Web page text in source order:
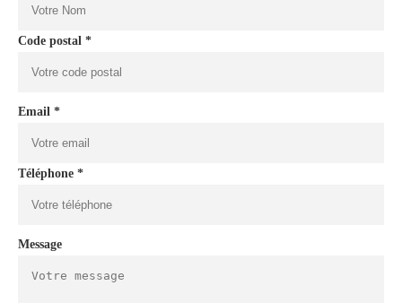
Code postal *
Email *
Téléphone *
Message